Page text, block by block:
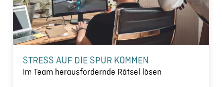
STRESS AUF DIE SPUR KOMMEN
Im Team herausfordernde Rätsel lösen